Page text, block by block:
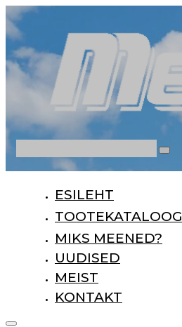
ESILEHT
TOOTEKATALOOG
MIKS MEENED?
UUDISED
MEIST
KONTAKT